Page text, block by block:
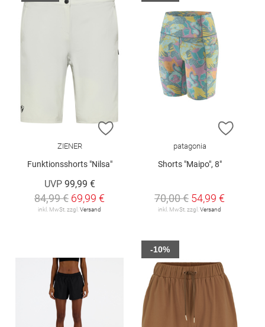
ZUR WUNSCHLISTE HINZUFÜGEN
ZIENER
Funktionsshorts "Nilsa"
UVP 99,99 €
84,99 € 69,99 €
inkl. MwSt. zzgl.Versand
ZUR
patagonia
Shorts "Maipo", 8"
70,00 € 54,99 €
inkl. MwSt. zzgl.Versand
-10%